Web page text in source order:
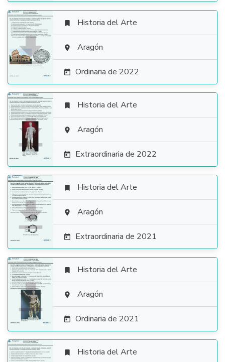

 Historia del Arte
 Aragón
 Ordinaria de 2022

 Historia del Arte
 Aragón
 Extraordinaria de 2022

 Historia del Arte
 Aragón
 Extraordinaria de 2021

 Historia del Arte
 Aragón
 Ordinaria de 2021
 Historia del Arte